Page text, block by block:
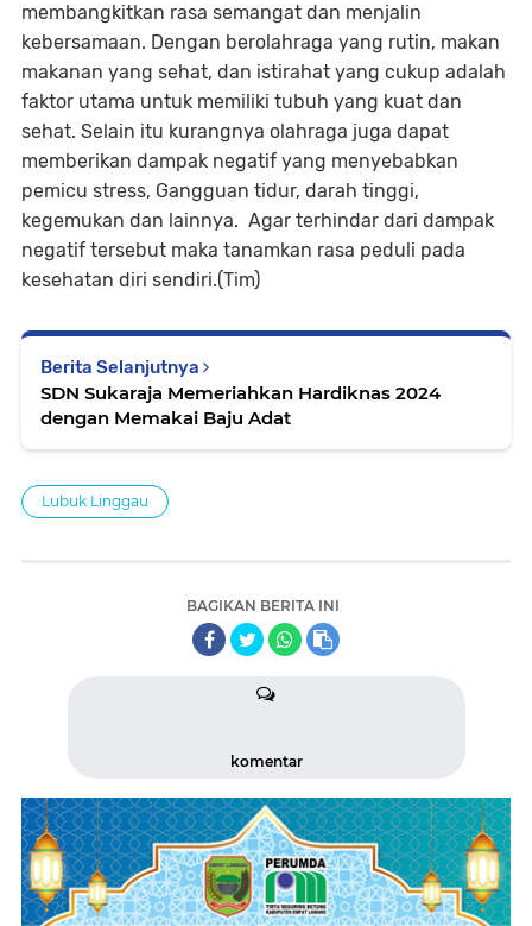
membangkitkan rasa semangat dan menjalin
kebersamaan. Dengan berolahraga yang rutin, makan
makanan yang sehat, dan istirahat yang cukup adalah
faktor utama untuk memiliki tubuh yang kuat dan
sehat. Selain itu kurangnya olahraga juga dapat
memberikan dampak negatif yang menyebabkan
pemicu stress, Gangguan tidur, darah tinggi,
kegemukan dan lainnya. Agar terhindar dari dampak
negatif tersebut maka tanamkan rasa peduli pada
kesehatan diri sendiri.(Tim)
Berita Selanjutnya
SDN Sukaraja Memeriahkan Hardiknas 2024
dengan Memakai Baju Adat
Lubuk Linggau
BAGIKAN BERITA INI
komentar